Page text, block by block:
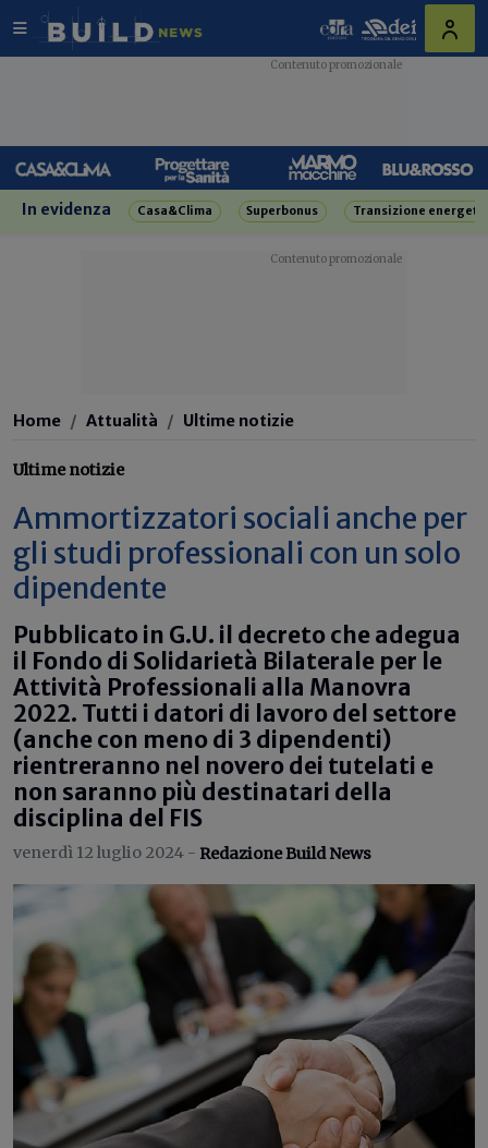
In evidenza Casa&Clima Superbonus Transizione
Home Attualità Ultime notizie
Ultime notizie
Ammortizzatori sociali anche per
gli studi professionali con un solo
dipendente
Pubblicato in G.U. il decreto che adegua
il Fondo di Solidarietà Bilaterale per le
Attività Professionali alla Manovra
2022. Tutti i datori di lavoro del settore
(anche con meno di 3 dipendenti)
rientreranno nel novero dei tutelati e
non saranno più destinatari della
disciplina del FIS
venerdì 12 luglio 2024 - Redazione Build News